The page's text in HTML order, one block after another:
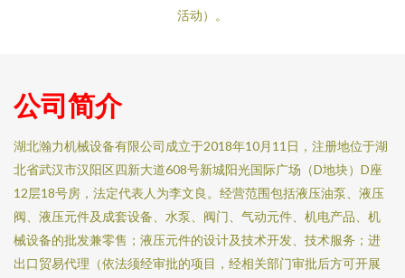
活动）。
公司简介
湖北瀚力机械设备有限公司成立于2018年10月11日，注册地位于湖
北省武汉市汉阳区四新大道608号新城阳光国际广场（D地块）D座
12层18号房，法定代表人为李文良。经营范围包括液压油泵、液压
阀、液压元件及成套设备、水泵、阀门、气动元件、机电产品、机
械设备的批发兼零售；液压元件的设计及技术开发、技术服务；进
出口贸易代理（依法须经审批的项目，经相关部门审批后方可开展